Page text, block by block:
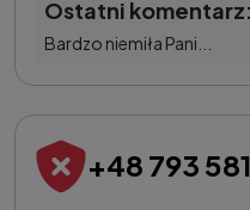
Ostatni komentarz:
Bardzo niemiła Pani...
+48 793